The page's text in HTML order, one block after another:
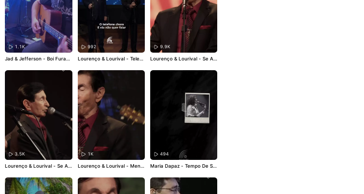
1.1K
Jad & Jefferson - Boi Furacã
erson #boifuracao #marcob
992
Lourenço & Lourival - Telefo
ourençoelourival #telefonec
hora #sertanejo
aiz
9.9K
Lourenço & Lourival - Se Ain
ulga #lourençoelourival #sea
3.5K
Lourenço & Lourival - Se Ain
ulga #lourençoelourival #sea
indaexisteamor #raulseixas
#classico
1K
Lourenço & Lourival - Menin
#lourençoelourival #menina
daaldeia
#sertanejo
ejoraiz
494
Maria Dapaz - Tempo De Se
riadapaz #tempodeserenata
#musicanova